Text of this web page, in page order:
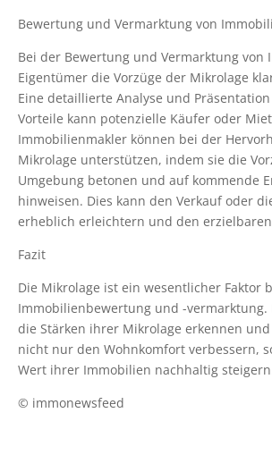
Bewertung und Vermarktung von
Bei der Bewertung und Vermarktung von
Eigentümer die Vorzüge der Mikrolage
Eine detaillierte Analyse und
Vorteile kann potenzielle Käufer oder
Immobilienmakler können bei der
Mikrolage unterstützen, indem sie die
Umgebung betonen und auf kommende
hinweisen. Dies kann den Verkauf oder
erheblich erleichtern und den
Fazit
Die Mikrolage ist ein wesentlicher Faktor
Immobilienbewertung und -vermarktung.
die Stärken ihrer Mikrolage erkennen
nicht nur den Wohnkomfort verbessern,
Wert ihrer Immobilien nachhaltig
© immonewsfeed